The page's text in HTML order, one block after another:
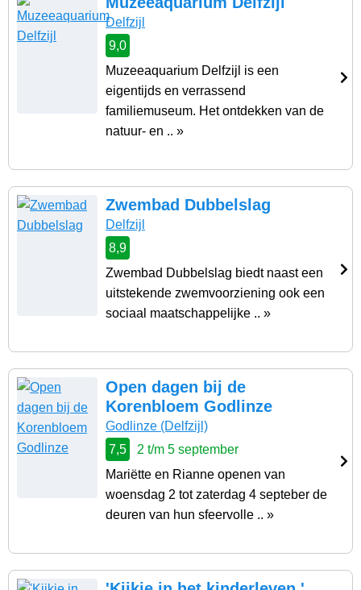
Delfzijl
9,0
Muzeeaquarium Delfzijl is een
eigentijds en verrassend
familiemuseum. Het ontdekken van de
natuur- en .. »
Zwembad Dubbelslag
Delfzijl
8,9
Zwembad Dubbelslag biedt naast een
uitstekende zwemvoorziening ook een
sociaal maatschappelijke .. »
Open dagen bij de
Korenbloem Godlinze
Godlinze (Delfzijl)
7,5
2 t/m 5 september
Mariëtte en Rianne openen van
woensdag 2 tot zaterdag 4 septeber de
deuren van hun sfeervolle .. »